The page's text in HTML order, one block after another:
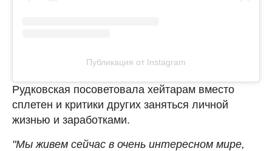
Публикация от Instagram
Рудковская посоветовала хейтарам вместо
сплетен и критики других заняться личной
жизнью и заработками.
"Мы живем сейчас в очень интересном мире,